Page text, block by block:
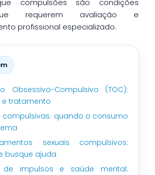
compulsões são condições
requerem avaliação e
profissional especializado.
Obsessivo-Compulsivo (TOC):
e tratamento
compulsivas: quando o consumo
sexuais compulsivos:
busque ajuda
de impulsos e saúde mental: